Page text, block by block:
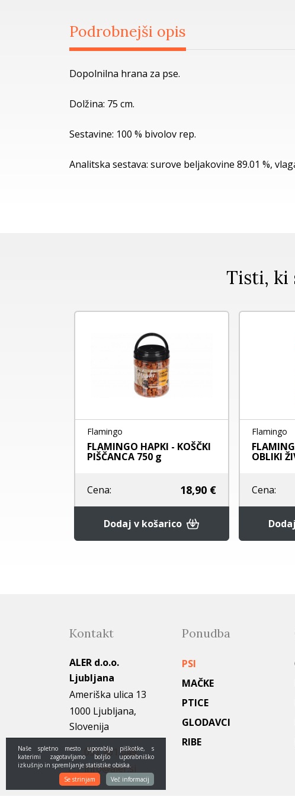
Podrobnejši opis
Dopolnilna hrana za pse.
Dolžina: 75 cm.
Sestavine: 100 % bivolov rep.
Analitska sestava: surove beljakovine 89.01 %,
Tisti, ki
Flamingo
FLAMINGO HAPKI - KOŠČKI
PIŠČANCA 750 g
Cena: 18,90 €
Dodaj v košarico
Flamingo
OBLIKI
Cena:
Kontakt
ALER d.o.o.
Ljubljana
Ameriška ulica 13
1000 Ljubljana,
Slovenija
051 261 049
info@aler.si
Ponudba
PSI
MAČKE
PTICE
GLODAVCI
RIBE
Naše spletno mesto uporablja piškotke, s
katerimi zagotavljamo boljšo uporabniško
izkušnjo in spremljanje statistike obiska.
Se strinjam
Več informacij